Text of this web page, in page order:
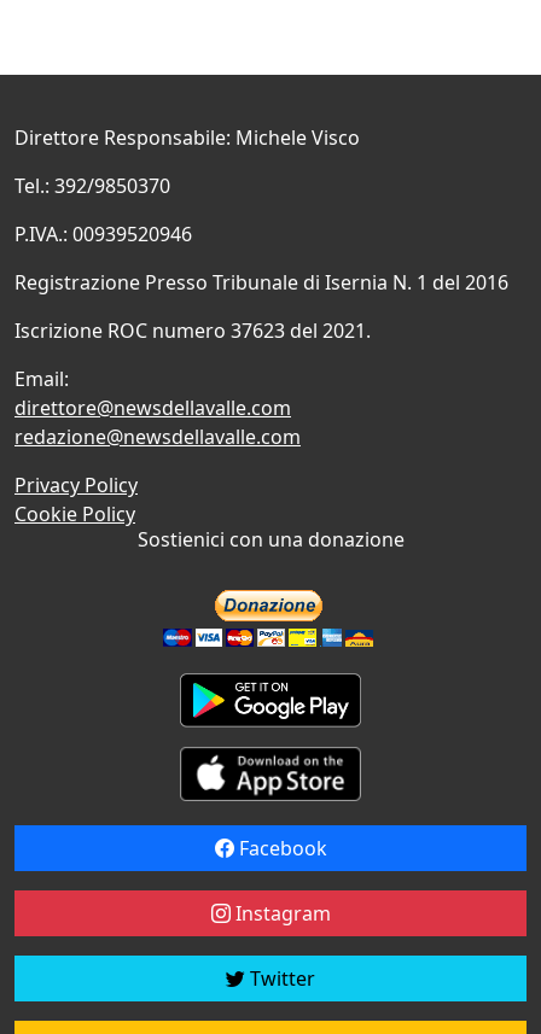
Direttore Responsabile: Michele Visco
Tel.: 392/9850370
P.IVA.: 00939520946
Registrazione Presso Tribunale di Isernia N. 1 del 2016
Iscrizione ROC numero 37623 del 2021.
Email:
direttore@newsdellavalle.com
redazione@newsdellavalle.com
Privacy Policy
Cookie Policy
Sostienici con una donazione
Facebook
Instagram
Twitter